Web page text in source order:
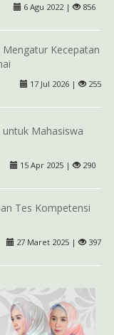
6 Agu 2022 | 856
Kecepatan
17 Jul 2026 | 255
Mahasiswa
15 Apr 2025 | 290
Tes Kompetensi
27 Maret 2025 | 397